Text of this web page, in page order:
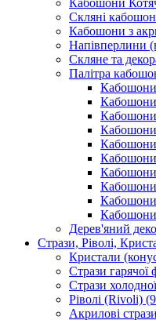
Кабошони
Скляні
Кабошони з
Напівперлини
Скляне та
Палітра
Кабошони
Кабошони
Кабошони
Кабошони
Кабошони
Кабошони
Кабошони
Кабошони
Кабошони
Дерев'яний
Стрази, Ріволі,
Кристали
Стрази гарячої
Стрази
Ріволі (Rivoli)
Акрилові